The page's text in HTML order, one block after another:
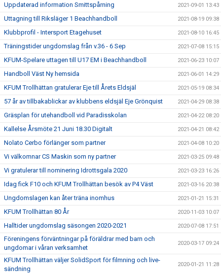
Uppdaterad information Smittspårning 2021-09-01 13:43
Uttagning till Riksläger 1 Beachhandboll 2021-08-19 09:38
Klubbprofil - Intersport Etagehuset 2021-08-10 16:45
Träningstider ungdomslag från v.36 - 6 Sep 2021-07-08 15:15
KFUM-Spelare uttagen till U17 EM i Beachhandboll 2021-06-23 10:07
Handboll Väst Ny hemsida 2021-06-01 14:29
KFUM Trollhättan gratulerar Eje till Årets Eldsjäl 2021-05-19 08:34
57 år av tillbakablickar av klubbens eldsjäl Eje Grönquist 2021-04-29 08:38
Gräsplan för utehandboll vid Paradisskolan 2021-04-22 08:20
Kallelse Årsmöte 21 Juni 18.30 Digitalt 2021-04-21 08:42
Nolato Cerbo förlänger som partner 2021-04-08 10:20
Vi välkomnar CS Maskin som ny partner 2021-03-25 09:48
Vi gratulerar till nominering Idrottsgala 2020 2021-03-23 16:26
Idag fick F10 och KFUM Trollhättan besök av P4 Väst 2021-03-16 20:38
Ungdomslagen kan åter träna inomhus 2021-01-21 15:31
KFUM Trollhättan 80 År 2020-11-03 10:07
Halltider ungdomslag säsongen 2020-2021 2020-07-08 17:51
Föreningens förväntningar på föräldrar med barn och
ungdomar i våran verksamhet
2020-03-17 09:24
KFUM Trollhättan väljer SolidSport för filmning och live-
sändning
2020-01-21 11:28